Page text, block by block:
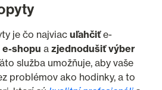
je čo najviac uľahčiťe-
shopu a zjednodušiť výber
služba umožňuje, aby vaše
problémov ako hodinky, a to